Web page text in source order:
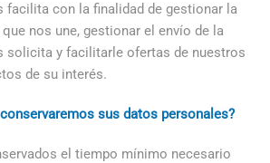
facilita con la finalidad de gestionar la
nos une, gestionar el envío de la
solicita y facilitarle ofertas de nuestros
de su interés.
sus datos personales?
el tiempo mínimo necesario